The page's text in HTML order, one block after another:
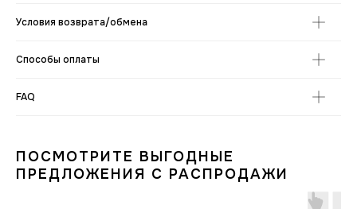
Условия возврата/обмена
Способы оплаты
FAQ
ПОСМОТРИТЕ ВЫГОДНЫЕ
ПРЕДЛОЖЕНИЯ С РАСПРОДАЖИ
©СНИКЕРСДИЛЕР 2024-26.
ИНФОРМАЦИЯ
КАТАЛОГ